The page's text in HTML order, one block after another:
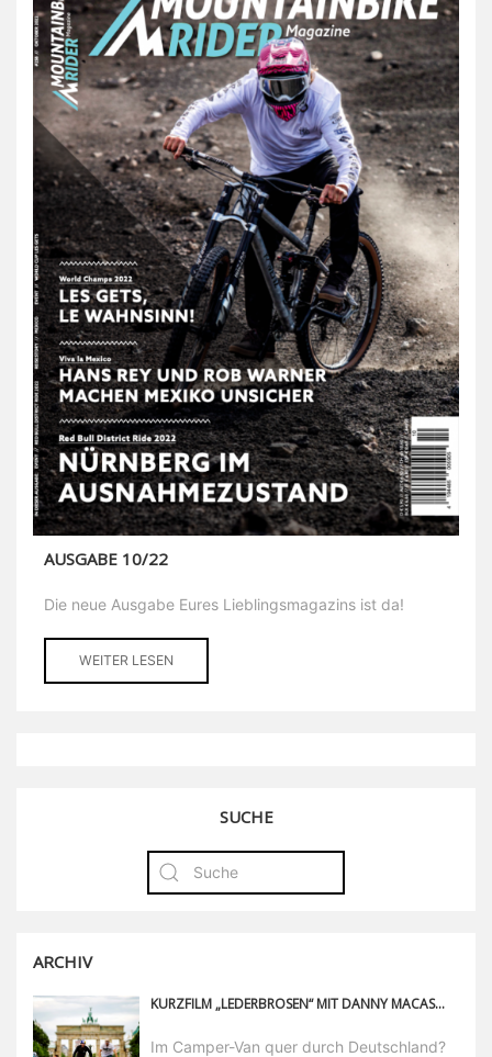
AUSGABE 10/22
Die neue Ausgabe Eures Lieblingsmagazins ist da!
WEITER LESEN
SUCHE
ARCHIV
KURZFILM „LEDERBROSEN“ MIT DANNY MACASKILL UND MARTIN SÖDERSTRÖM
Im Camper-Van quer durch Deutschland?